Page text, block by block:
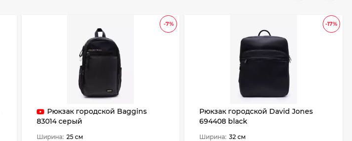
-7%
Рюкзак городской Baggins
83014 серый
Ширина: 25 см
-17%
Рюкзак городской David Jones
694408 black
Ширина: 32 см